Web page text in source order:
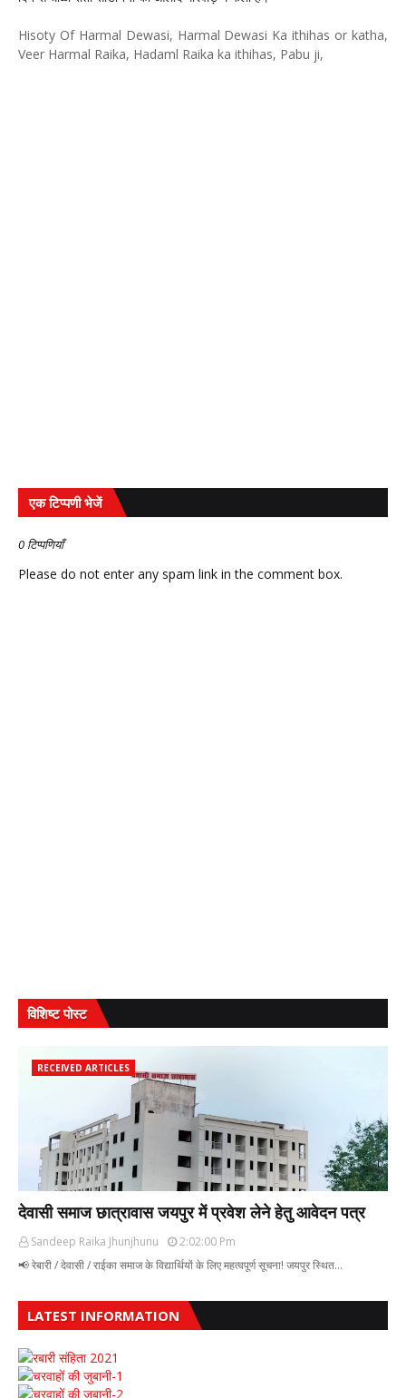
Hisoty Of Harmal Dewasi, Harmal Dewasi Ka ithihas or katha,
Veer Harmal Raika, Hadaml Raika ka ithihas, Pabu ji,
एक टिप्पणी भेजें
0 टिप्पणियाँ
Please do not enter any spam link in the comment box.
विशिष्ट पोस्ट
RECEIVED ARTICLES
देवासी समाज छात्रावास जयपुर में प्रवेश लेने हेतु आवेदन पत्र
Sandeep Raika Jhunjhunu
2:02:00 Pm
📢 रेबारी / देवासी / राईका समाज के विद्यार्थियों के लिए महत्वपूर्ण सूचना! जयपुर स्थित…
LATEST INFORMATION
रबारी संहिता 2021
चरवाहों की जुबानी-1
चरवाहों की जुबानी-2